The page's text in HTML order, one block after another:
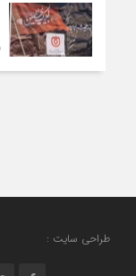
طراحی سایت :